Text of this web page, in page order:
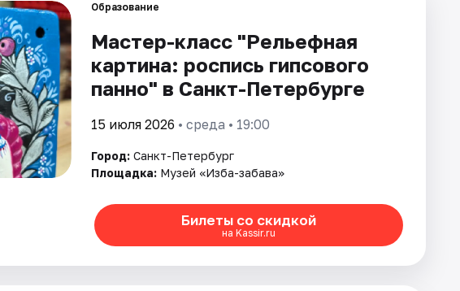
Образование
Мастер-класс "Рельефная
картина: роспись гипсового
панно" в Санкт-Петербурге
15 июля 2026 • среда • 19:00
Город: Санкт-Петербург
Площадка: Музей «Изба-забава»
Билеты со скидкой
на Kassir.ru